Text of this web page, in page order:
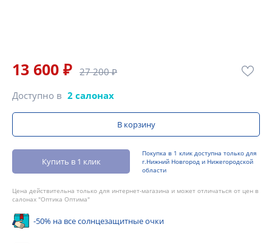
13 600 ₽ 27 200 ₽
Доступно в 2 салонах
В корзину
Купить в 1 клик
Покупка в 1 клик доступна только для
г.Нижний Новгород и Нижегородской
области
Цена действительна только для интернет-магазина и может отличаться от цен в
салонах "Оптика Оптима"
-50% на все солнцезащитные очки